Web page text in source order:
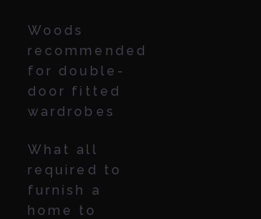
Woods
recommended
for double-
door fitted
wardrobes
What all
required to
furnish a
home to